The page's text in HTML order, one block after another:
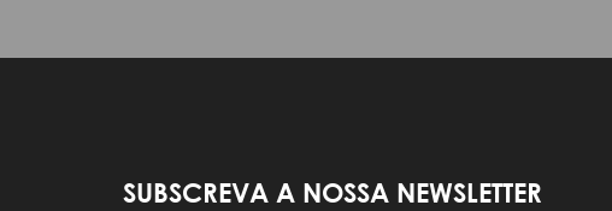
SUBSCREVA A NOSSA NEWSLETTER